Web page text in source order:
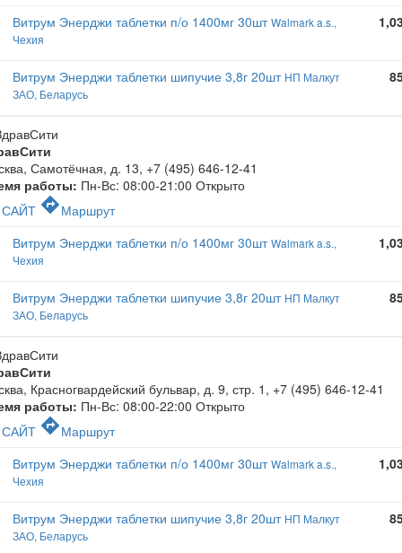
Витрум Энерджи таблетки п/о 1400мг 30штWalmark a.s.,
Чехия
Витрум Энерджи таблетки шипучие 3,8г 20шт НП Малкут
ЗАО, Беларусь
Самотёчная, д. 13, +7 (495) 646-12-41
работы: Пн-Вс: 08:00-21:00 Открыто
САЙТ directionsМаршрут
Витрум Энерджи таблетки п/о 1400мг 30штWalmark a.s.,
Чехия
Витрум Энерджи таблетки шипучие 3,8г 20шт НП Малкут
ЗАО, Беларусь
Красногвардейский бульвар, д. 9, стр. 1 , +7 (495) 646-12-41
работы: Пн-Вс: 08:00-22:00 Открыто
САЙТ directionsМаршрут
Витрум Энерджи таблетки п/о 1400мг 30штWalmark a.s.,
Чехия
Витрум Энерджи таблетки шипучие 3,8г 20шт НП Малкут
ЗАО, Беларусь